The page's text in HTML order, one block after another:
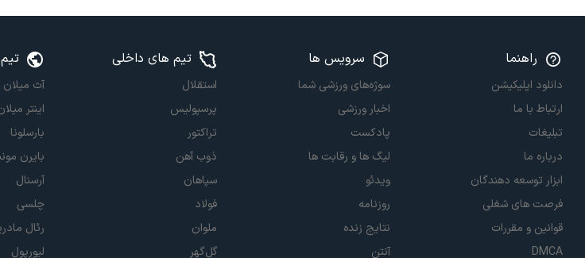
راهنما
دانلود اپلیکیشن
ارتباط با ما
تبلیغات
درباره ما
ابزار توسعه دهندگان
فرصت های شغلی
قوانین و مقررات
DMCA
سرویس ها
سوژه‌های ورزشی شما
اخبار ورزشی
پادکست
لیگ ها و رقابت ها
ویدئو
روزنامه
نتایج زنده
آنتن
تیم های داخلی
استقلال
پرسپولیس
تراکتور
ذوب آهن
سپاهان
فولاد
ملوان
گل‌گهر
آث میلان
اینتر
بارسلونا
بایرن
آرسنال
چلسی
رئال
لیورپول